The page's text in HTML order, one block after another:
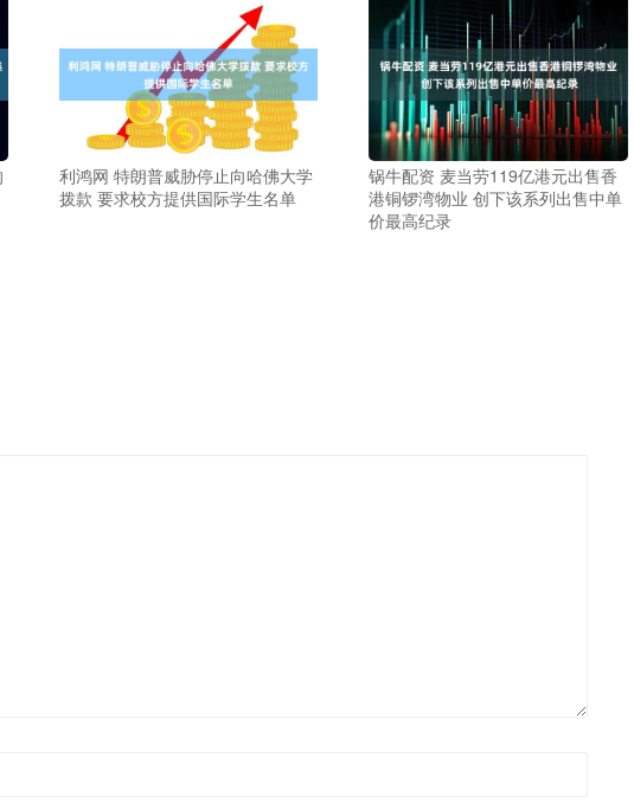
利鸿网 特朗普威胁停止向哈佛大学
拨款 要求校方提供国际学生名单
锅牛配资 麦当劳119亿港元出售香
港铜锣湾物业 创下该系列出售中单
价最高纪录